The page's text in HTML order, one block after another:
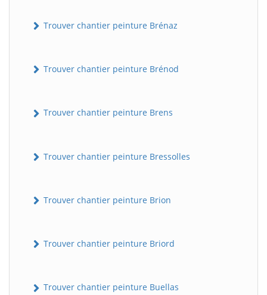
Trouver chantier peinture Brénaz
Trouver chantier peinture Brénod
Trouver chantier peinture Brens
Trouver chantier peinture Bressolles
Trouver chantier peinture Brion
Trouver chantier peinture Briord
Trouver chantier peinture Buellas